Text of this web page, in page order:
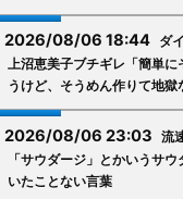
2026/08/06 18:44ダイ
上沼恵美子ブチギレ「簡単に
うけど、そうめん作りて地獄
2026/08/06 23:03流
「サウダージ」とかいうサ
いたことない言葉